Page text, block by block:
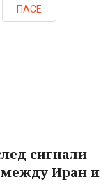
ПАСЕ
сигнали
между Иран и